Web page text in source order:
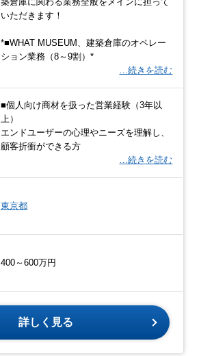
いただきます！
*■WHAT MUSEUM、建築倉庫のオペレー
ション業務（8～9割）*
…続きを読む
■個人向け商材を扱った営業経験（3年以
上）
エンドユーザーの心理やニーズを理解し、
顧客折衝ができる方
…続きを読む
東京都
400～600万円
詳しく見る